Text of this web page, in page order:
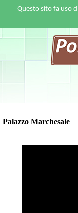
Questo sito fa uso
Palazzo Marchesale